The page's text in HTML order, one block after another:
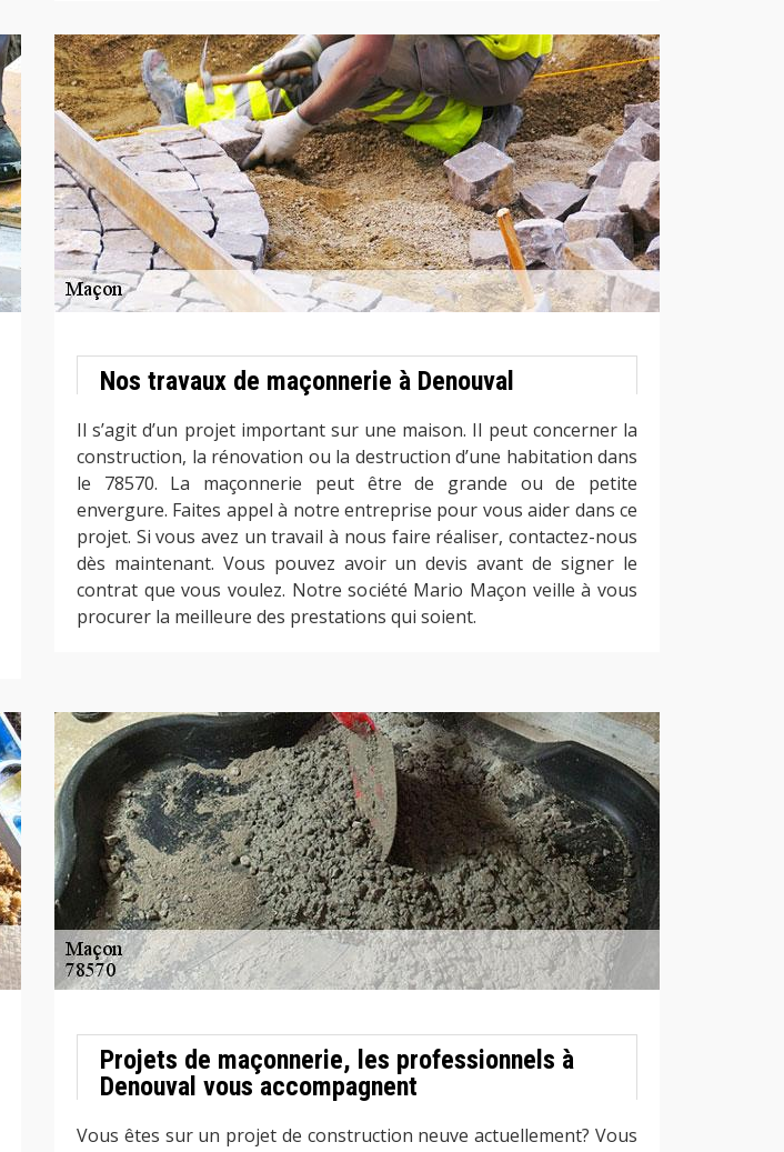
Nos travaux de maçonnerie à Denouval
Il s’agit d’un projet important sur une maison. Il peut concerner la
construction, la rénovation ou la destruction d’une habitation dans
le 78570. La maçonnerie peut être de grande ou de petite
envergure. Faites appel à notre entreprise pour vous aider dans ce
projet. Si vous avez un travail à nous faire réaliser, contactez-nous
dès maintenant. Vous pouvez avoir un devis avant de signer le
contrat que vous voulez. Notre société Mario Maçon veille à vous
procurer la meilleure des prestations qui soient.
Projets de maçonnerie, les professionnels à
Denouval vous accompagnent
Vous êtes sur un projet de construction neuve actuellement? Vous